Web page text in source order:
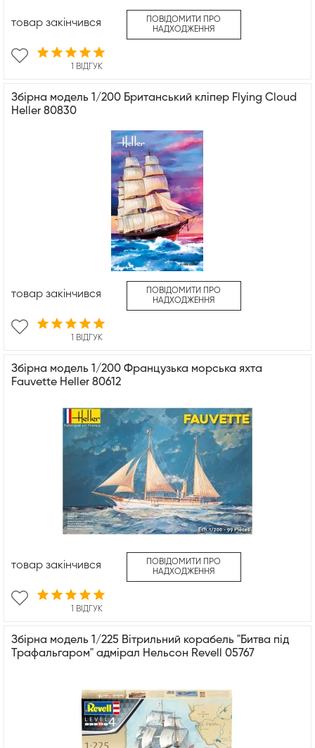
1 ВІДГУК
товар закінчився
ПОВІДОМИТИ ПРО
НАДХОДЖЕННЯ
Збірна модель 1/200 Британський кліпер Flying Cloud
Heller 80830
1 ВІДГУК
товар закінчився
ПОВІДОМИТИ ПРО
НАДХОДЖЕННЯ
Збірна модель 1/200 Французька морська яхта
Fauvette Heller 80612
1 ВІДГУК
товар закінчився
ПОВІДОМИТИ ПРО
НАДХОДЖЕННЯ
Збірна модель 1/225 Вітрильний корабель "Битва під
Трафальгаром" адмірал Нельсон Revell 05767